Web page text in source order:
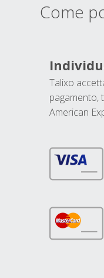
Come
Talixo
pagamento,
American